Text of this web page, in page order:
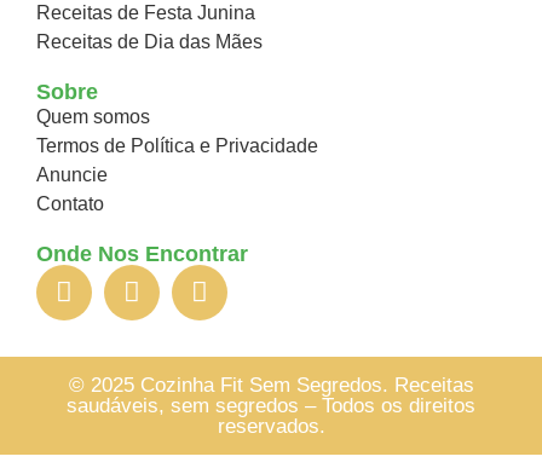
Receitas de Festa Junina
Receitas de Dia das Mães
Sobre
Quem somos
Termos de Política e Privacidade
Anuncie
Contato
Onde Nos Encontrar
© 2025 Cozinha Fit Sem Segredos. Receitas
saudáveis, sem segredos – Todos os direitos
reservados.